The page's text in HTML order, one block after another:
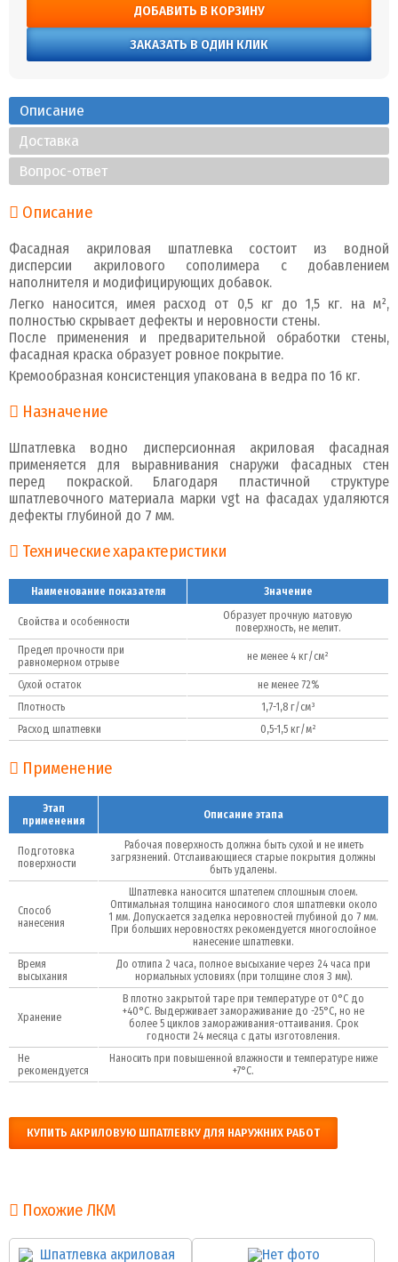
ДОБАВИТЬ В КОРЗИНУ
ЗАКАЗАТЬ В ОДИН КЛИК
Описание
Доставка
Вопрос-ответ
Описание
Фасадная акриловая шпатлевка состоит из водной
дисперсии акрилового сополимера с добавлением
наполнителя и модифицирующих добавок.
Легко наносится, имея расход от 0,5 кг до 1,5 кг. на м²,
полностью скрывает дефекты и неровности стены.
После применения и предварительной обработки стены,
фасадная краска образует ровное покрытие.
Кремообразная консистенция упакована в ведра по 16 кг.
Назначение
Шпатлевка водно дисперсионная акриловая фасадная
применяется для выравнивания снаружи фасадных стен
перед покраской. Благодаря пластичной структуре
шпатлевочного материала марки vgt на фасадах удаляются
дефекты глубиной до 7 мм.
Технические характеристики
Наименование показателя Значение
Свойства и особенности
Образует прочную матовую
поверхность, не мелит.
Предел прочности при
равномерном отрыве
не менее 4 кг/см²
Сухой остаток
не менее 72%
Плотность
1,7-1,8 г/см³
Расход шпатлевки
0,5-1,5 кг/м²
Применение
Этап
применения
Описание этапа
Подготовка
поверхности
Рабочая поверхность должна быть сухой и не иметь
загрязнений. Отслаивающиеся старые покрытия должны
быть удалены.
Способ
нанесения
Шпатлевка наносится шпателем сплошным слоем.
Оптимальная толщина наносимого слоя шпатлевки около
1 мм. Допускается заделка неровностей глубиной до 7 мм.
При больших неровностях рекомендуется многослойное
нанесение шпатлевки.
Время
высыхания
До отлипа 2 часа, полное высыхание через 24 часа при
нормальных условиях (при толщине слоя 3 мм).
Хранение
В плотно закрытой таре при температуре от 0°С до
+40°С. Выдерживает замораживание до -25°С, но не
более 5 циклов замораживания-оттаивания. Срок
годности 24 месяца с даты изготовления.
Не
рекомендуется
Наносить при повышенной влажности и температуре ниже
+7°С.
КУПИТЬ АКРИЛОВУЮ ШПАТЛЕВКУ ДЛЯ НАРУЖНИХ РАБОТ
Похожие ЛКМ